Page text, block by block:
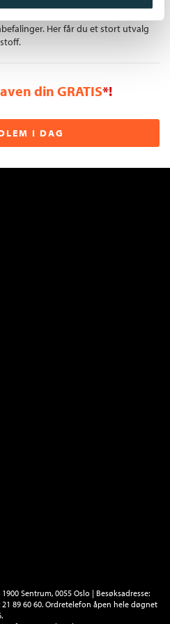
Her får du et stort utvalg
din GRATIS*!
I DAG
Sentrum, 0055 Oslo | Besøksadresse:
89 60 60. Ordretelefon åpen hele døgnet